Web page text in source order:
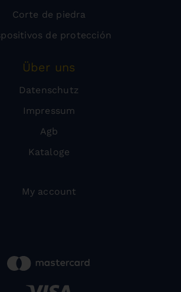
Corte de piedra
de protección
Über uns
Datenschutz
Impressum
Agb
Kataloge
My account